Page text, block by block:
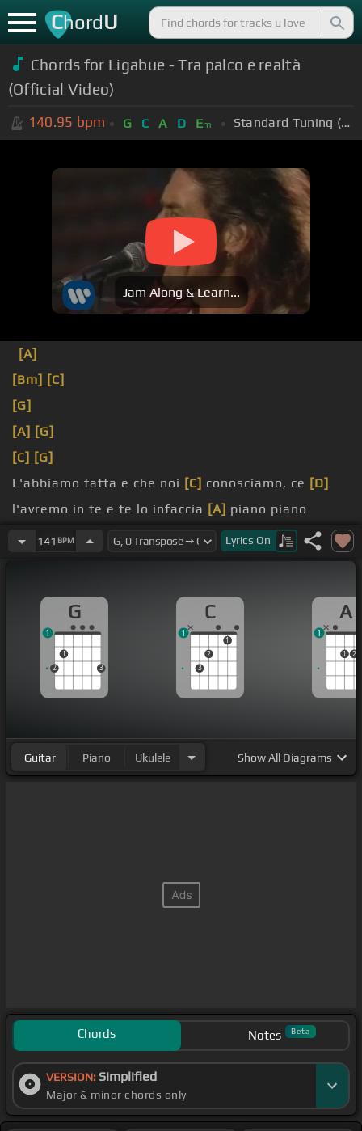
ChordU
Chords for Ligabue - Tra palco e realtà
(Official Video)
140.95 bpm G C A D Em Standard Tuning (EADGBE)
Jam Along & Learn...
[A]
[Bm] [C]
[G]
[A] [G]
[C] [G]
L'abbiamo fatta e che noi [C] conosciamo, ce [D]
l'avremo in te e te lo infaccia [A] piano piano
quella [C] fame che il
vostro urlo ci
141 BPM Lyrics On
G
2
1
3
1
C
3
2
1
1
A
1 2
1
Guitar Piano Ukulele ShowAll Diagrams
Chords Notes Beta
VERSION: Simplified
Major & minor chords only